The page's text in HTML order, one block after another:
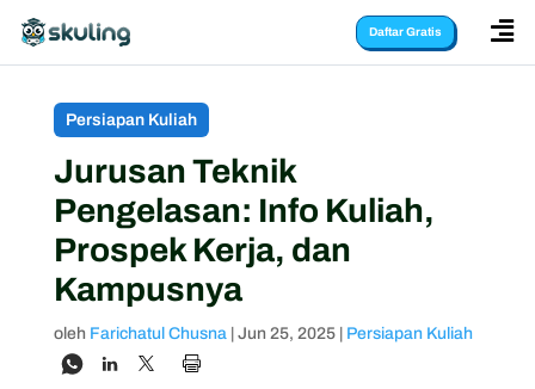
Daftar Gratis 
Persiapan Kuliah
Jurusan Teknik
Pengelasan: Info Kuliah,
Prospek Kerja, dan
Kampusnya
oleh Farichatul Chusna| Jun 25, 2025| Persiapan Kuliah